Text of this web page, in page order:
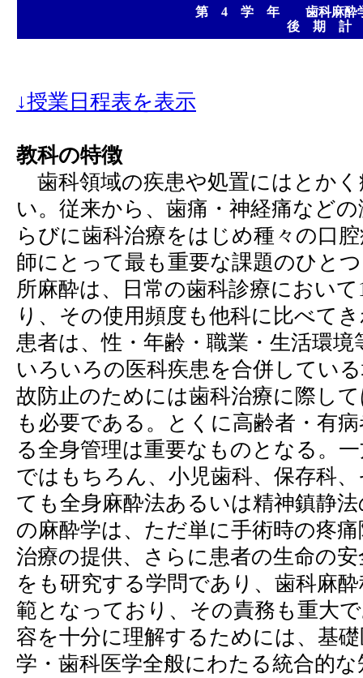
第 4 学 年 歯科麻酔学
後 期 計
↓授業日程表を表示
教科の特徴
歯科領域の疾患や処置にはとか
い。従来から、歯痛・神経痛など
らびに歯科治療をはじめ種々の口
師にとって最も重要な課題のひと
所麻酔は、日常の歯科診療におい
り、その使用頻度も他科に比べて
患者は、性・年齢・職業・生活環
いろいろの医科疾患を合併してい
故防止のためには歯科治療に際し
も必要である。とくに高齢者・有
る全身管理は重要なものとなる。
ではもちろん、小児歯科、保存科
ても全身麻酔法あるいは精神鎮静
の麻酔学は、ただ単に手術時の疼
治療の提供、さらに患者の生命の
をも研究する学問であり、歯科麻
範となっており、その責務も重大
容を十分に理解するためには、基
学・歯科医学全般にわたる統合的